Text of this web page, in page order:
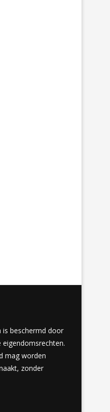
is beschermd door
mag worden
zonder